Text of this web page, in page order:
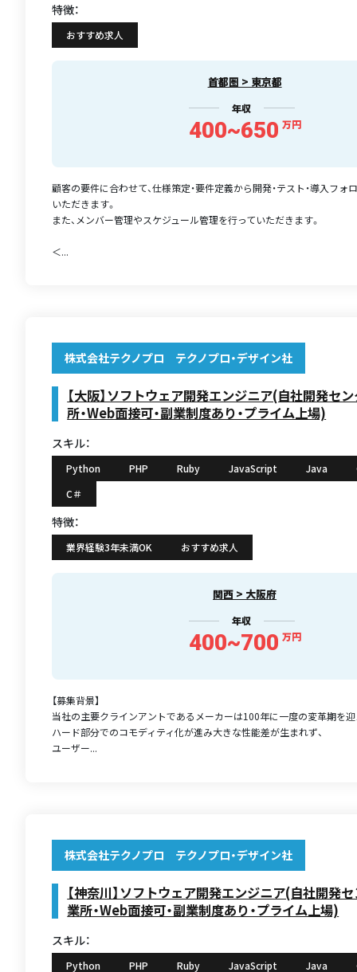
特徴：
おすすめ求人
首都圏 > 東京都
年収
400~650 万円
顧客の要件に合わせて、仕様策定・要件定義から開発・テスト・導入フォ
いただきます。
また、メンバー管理やスケジュール管理を行っていただきます。
＜...
株式会社テクノプロ テクノプロ・デザイン社
【大阪】ソフトウェア開発エンジニア(自社開発セ
所・Web面接可・副業制度あり・プライム上場)
スキル：
Python PHP Ruby JavaScript Java
C＃
特徴：
業界経験3年未満OK おすすめ求人
関西 > 大阪府
年収
400~700 万円
【募集背景】
当社の主要クラインアントであるメーカーは100年に一度の変革期を迎
ハード部分でのコモディティ化が進み大きな性能差が生まれず、
ユーザー...
株式会社テクノプロ テクノプロ・デザイン社
【神奈川】ソフトウェア開発エンジニア(自社開発
業所・Web面接可・副業制度あり・プライム上場)
スキル：
Python PHP Ruby JavaScript Java